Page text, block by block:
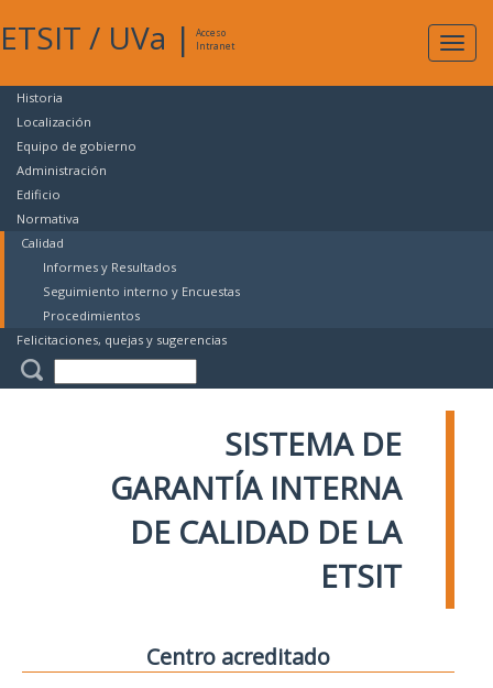
ETSIT / UVa |
Acceso
Intranet
Historia
Localización
Equipo de gobierno
Administración
Edificio
Normativa
Calidad
Informes y Resultados
Seguimiento interno y Encuestas
Procedimientos
Felicitaciones, quejas y sugerencias
SISTEMA DE
GARANTÍA INTERNA
DE CALIDAD DE LA
ETSIT
Centro acreditado